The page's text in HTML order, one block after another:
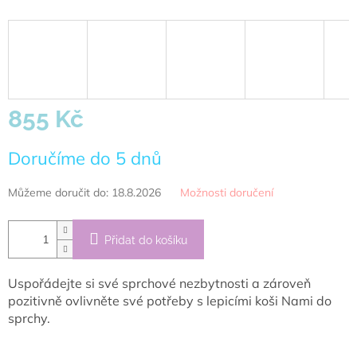
855 Kč
cena:
Doručíme do 5 dnů
Můžeme doručit do: 18.8.2026 Možnosti doručení
Přidat do košíku
Uspořádejte si své sprchové nezbytnosti a zároveň
pozitivně ovlivněte své potřeby s lepicími koši Nami do
sprchy.